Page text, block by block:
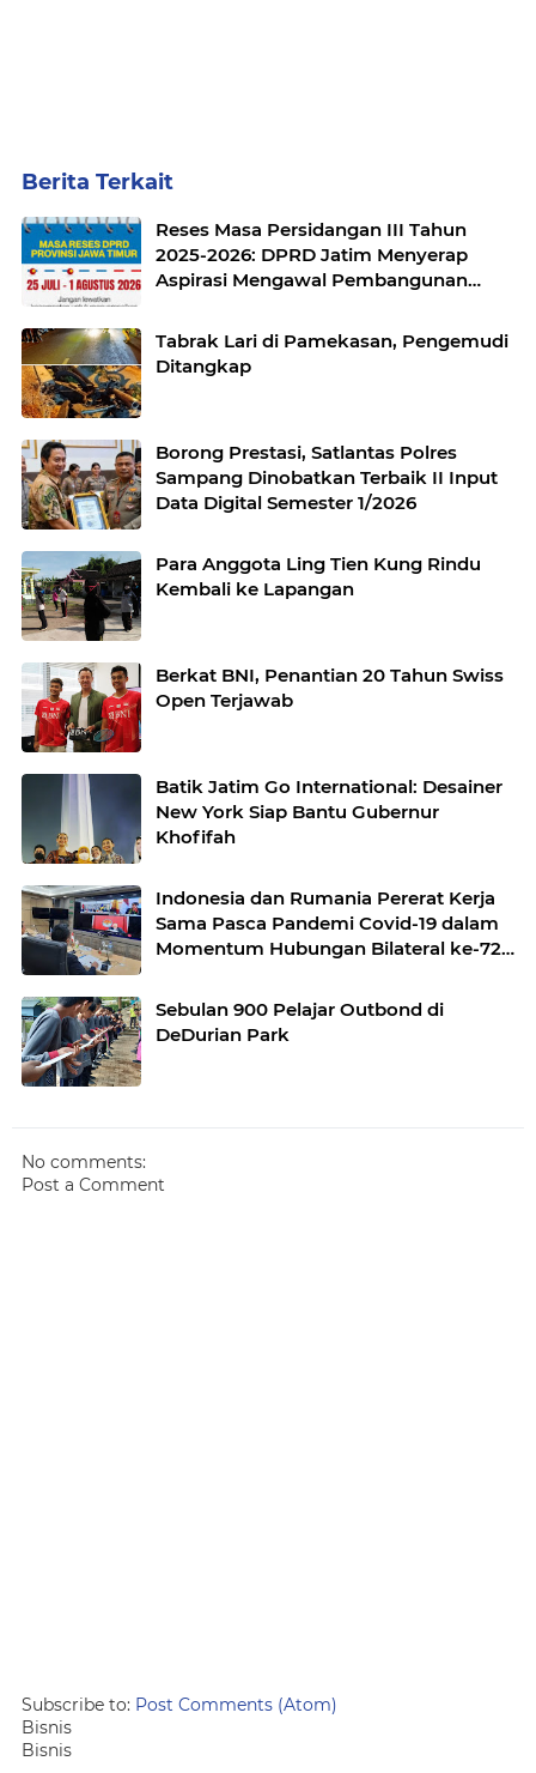
Berita Terkait
Reses Masa Persidangan III Tahun
2025-2026: DPRD Jatim Menyerap
Aspirasi Mengawal Pembangunan
Tabrak Lari di Pamekasan, Pengemudi
Ditangkap
Borong Prestasi, Satlantas Polres
Sampang Dinobatkan Terbaik II Input
Data Digital Semester 1/2026
Para Anggota Ling Tien Kung Rindu
Kembali ke Lapangan
Berkat BNI, Penantian 20 Tahun Swiss
Open Terjawab
Batik Jatim Go International: Desainer
New York Siap Bantu Gubernur
Khofifah
Indonesia dan Rumania Pererat Kerja
Sama Pasca Pandemi Covid-19 dalam
Momentum Hubungan Bilateral ke-72
Sebulan 900 Pelajar Outbond di
DeDurian Park
No comments:
Post a Comment
Subscribe to: Post Comments (Atom)
Bisnis
Bisnis